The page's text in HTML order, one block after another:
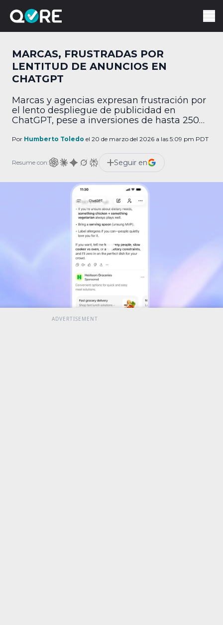
MARCAS, FRUSTRADAS POR
LENTITUD DE ANUNCIOS EN
CHATGPT
Marcas y agencias expresan frustración por
el lento despliegue de publicidad en
ChatGPT, pese a inversiones de hasta 250
Por Humberto Toledo el 20 de marzo del 2026 a las 5:09 pm PDT
Resume con: Seguir en